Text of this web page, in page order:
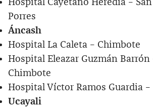
Hospital Cayetano Heredia –
Porres
Áncash
Hospital La Caleta – Chimbote
Hospital Eleazar Guzmán Barrón
Chimbote
Hospital Víctor Ramos Guardia –
Ucayali